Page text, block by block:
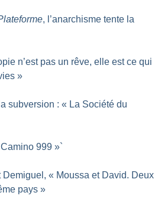
, l’anarchisme tente la
n’est pas un rêve, elle est ce qui
»
subversion : « La Société du
Camino 999 »`
Demiguel, « Moussa et David. Deux
pays »